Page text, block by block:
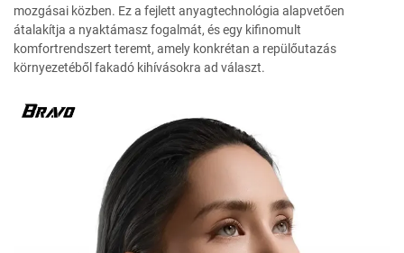
mozgásai közben. Ez a fejlett anyagtechnológia alapvetően
átalakítja a nyaktámasz fogalmát, és egy kifinomult
komfortrendszert teremt, amely konkrétan a repülőutazás
környezetéből fakadó kihívásokra ad választ.